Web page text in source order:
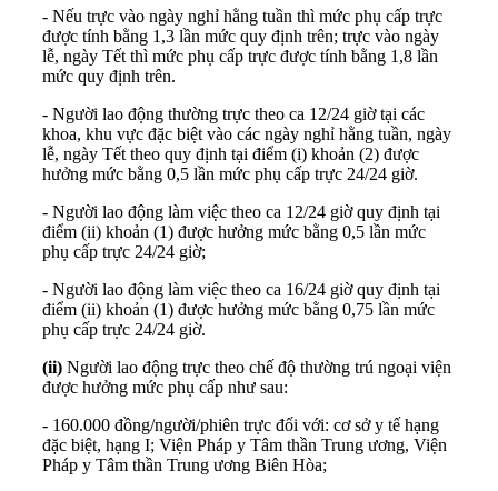
- Nếu trực vào ngày nghỉ hằng tuần thì mức phụ cấp trực
được tính bằng 1,3 lần mức quy định trên; trực vào ngày
lễ, ngày Tết thì mức phụ cấp trực được tính bằng 1,8 lần
mức quy định trên.
- Người lao động thường trực theo ca 12/24 giờ tại các
khoa, khu vực đặc biệt vào các ngày nghỉ hằng tuần, ngày
lễ, ngày Tết theo quy định tại điểm (i) khoản (2) được
hưởng mức bằng 0,5 lần mức phụ cấp trực 24/24 giờ.
- Người lao động làm việc theo ca 12/24 giờ quy định tại
điểm (ii) khoản (1) được hưởng mức bằng 0,5 lần mức
phụ cấp trực 24/24 giờ;
- Người lao động làm việc theo ca 16/24 giờ quy định tại
điểm (ii) khoản (1) được hưởng mức bằng 0,75 lần mức
phụ cấp trực 24/24 giờ.
(ii) Người lao động trực theo chế độ thường trú ngoại viện
được hưởng mức phụ cấp như sau:
- 160.000 đồng/người/phiên trực đối với: cơ sở y tế hạng
đặc biệt, hạng I; Viện Pháp y Tâm thần Trung ương, Viện
Pháp y Tâm thần Trung ương Biên Hòa;